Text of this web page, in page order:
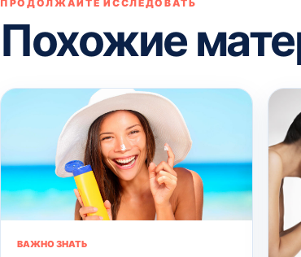
ПРОДОЛЖАЙТЕ ИССЛЕДОВАТЬ
Похожие
ВАЖНО ЗНАТЬ